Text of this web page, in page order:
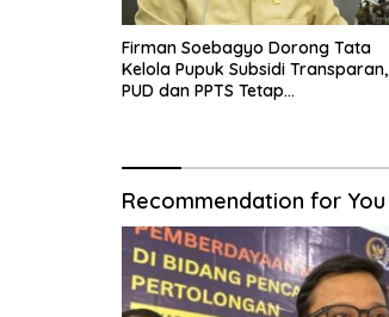
Firman Soebagyo Dorong Tata
Kelola Pupuk Subsidi Transparan,
PUD dan PPTS Tetap
Recommendation for You